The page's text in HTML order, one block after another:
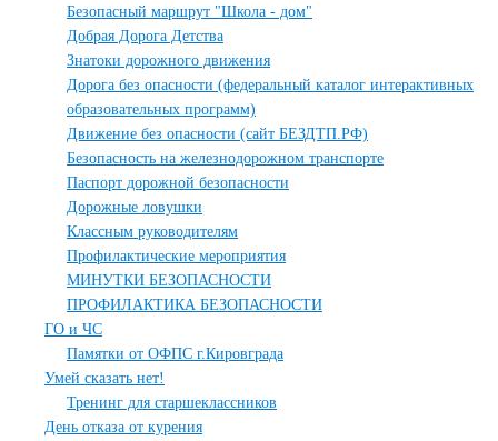
Безопасный маршрут "Школа - дом"
Добрая Дорога Детства
Знатоки дорожного движения
Дорога без опасности (федеральный каталог интерактивных
образовательных программ)
Движение без опасности (сайт БЕЗДТП.РФ)
Безопасность на железнодорожном транспорте
Паспорт дорожной безопасности
Дорожные ловушки
Классным руководителям
Профилактические мероприятия
МИНУТКИ БЕЗОПАСНОСТИ
ПРОФИЛАКТИКА БЕЗОПАСНОСТИ
ГО и ЧС
Памятки от ОФПС г.Кировграда
Умей сказать нет!
Тренинг для старшеклассников
День отказа от курения